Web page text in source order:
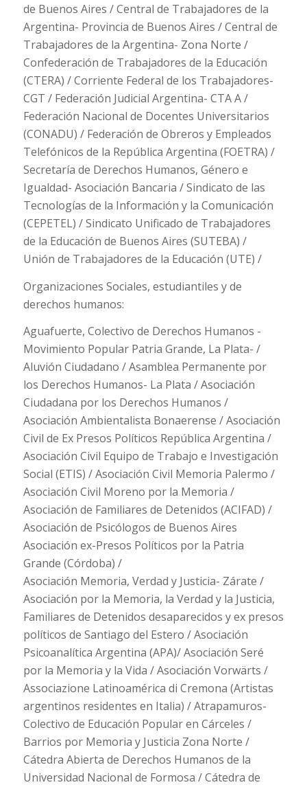
de Buenos Aires / Central de Trabajadores de la
Argentina- Provincia de Buenos Aires / Central de
Trabajadores de la Argentina- Zona Norte /
Confederación de Trabajadores de la Educación
(CTERA) / Corriente Federal de los Trabajadores-
CGT / Federación Judicial Argentina- CTA A /
Federación Nacional de Docentes Universitarios
(CONADU) / Federación de Obreros y Empleados
Telefónicos de la República Argentina (FOETRA) /
Secretaría de Derechos Humanos, Género e
Igualdad- Asociación Bancaria / Sindicato de las
Tecnologías de la Información y la Comunicación
(CEPETEL) / Sindicato Unificado de Trabajadores
de la Educación de Buenos Aires (SUTEBA) /
Unión de Trabajadores de la Educación (UTE) /
Organizaciones Sociales, estudiantiles y de
derechos humanos:
Aguafuerte, Colectivo de Derechos Humanos -
Movimiento Popular Patria Grande, La Plata- /
Aluvión Ciudadano / Asamblea Permanente por
los Derechos Humanos- La Plata / Asociación
Ciudadana por los Derechos Humanos /
Asociación Ambientalista Bonaerense / Asociación
Civil de Ex Presos Políticos República Argentina /
Asociación Civil Equipo de Trabajo e Investigación
Social (ETIS) / Asociación Civil Memoria Palermo /
Asociación Civil Moreno por la Memoria /
Asociación de Familiares de Detenidos (ACIFAD) /
Asociación de Psicólogos de Buenos Aires
Asociación ex-Presos Políticos por la Patria
Grande (Córdoba) /
Asociación Memoria, Verdad y Justicia- Zárate /
Asociación por la Memoria, la Verdad y la Justicia,
Familiares de Detenidos desaparecidos y ex presos
políticos de Santiago del Estero / Asociación
Psicoanalítica Argentina (APA)/ Asociación Seré
por la Memoria y la Vida / Asociación Vorwärts /
Associazione Latinoamérica di Cremona (Artistas
argentinos residentes en Italia) / Atrapamuros-
Colectivo de Educación Popular en Cárceles /
Barrios por Memoria y Justicia Zona Norte /
Cátedra Abierta de Derechos Humanos de la
Universidad Nacional de Formosa / Cátedra de